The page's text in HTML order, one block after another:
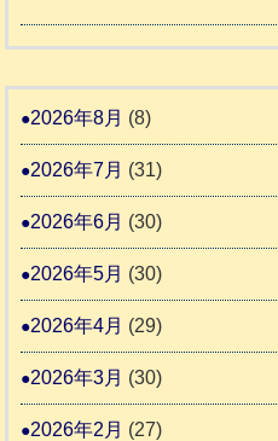
2026年8月 (8)
2026年7月 (31)
2026年6月 (30)
2026年5月 (30)
2026年4月 (29)
2026年3月 (30)
2026年2月 (27)